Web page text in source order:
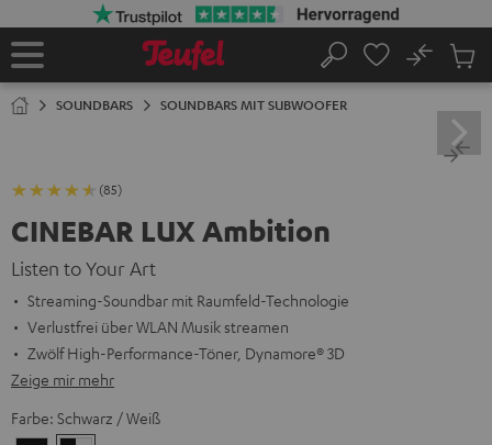
Startseite
Suche
No
SOUNDBARS SOUNDBARS MIT SUBWOOFER
(85)
CINEBAR LUX Ambition
Listen to Your Art
Streaming-Soundbar mit Raumfeld-Technologie
Verlustfrei über WLAN Musik streamen
Zwölf High-Performance-Töner, Dynamore® 3D
Zeige mir mehr
Farbe: Schwarz / Weiß